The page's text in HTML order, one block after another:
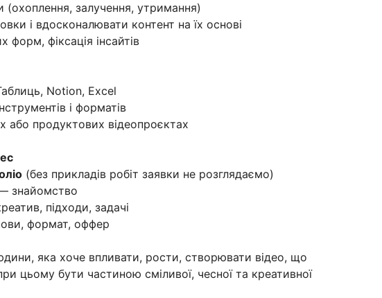
(охоплення, залучення, утримання)
і вдосконалювати контент на їх основі
форм, фіксація інсайтів
Notion, Excel
і форматів
або продуктових відеопроєктах
(без прикладів робіт заявки не розглядаємо)
знайомство
підходи, задачі
формат, оффер
яка хоче впливати, рости, створювати відео, що
цьому бути частиною сміливої, чесної та креативної